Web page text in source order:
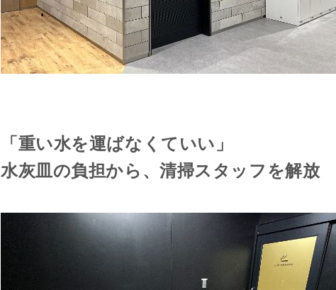
「重い水を運ばなくていい」
水灰皿の負担から、清掃スタッフを解放